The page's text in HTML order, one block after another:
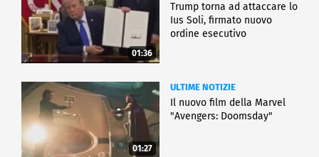
01:36
Trump torna ad attaccare lo
Ius Soli, firmato nuovo
ordine esecutivo
01:27
ULTIME NOTIZIE
Il nuovo film della Marvel
"Avengers: Doomsday"